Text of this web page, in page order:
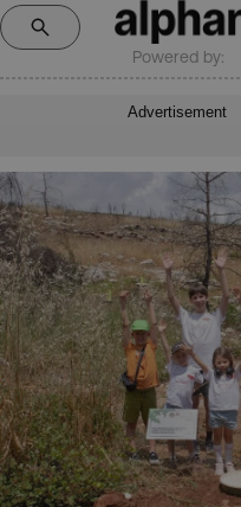
Powered by:
Advertisement